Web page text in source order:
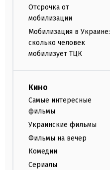
Отсрочка от
мобилизации
Мобилизация в Украине:
сколько человек
мобилизует ТЦК
Кино
Самые интересные
фильмы
Украинские фильмы
Фильмы на вечер
Комедии
Сериалы